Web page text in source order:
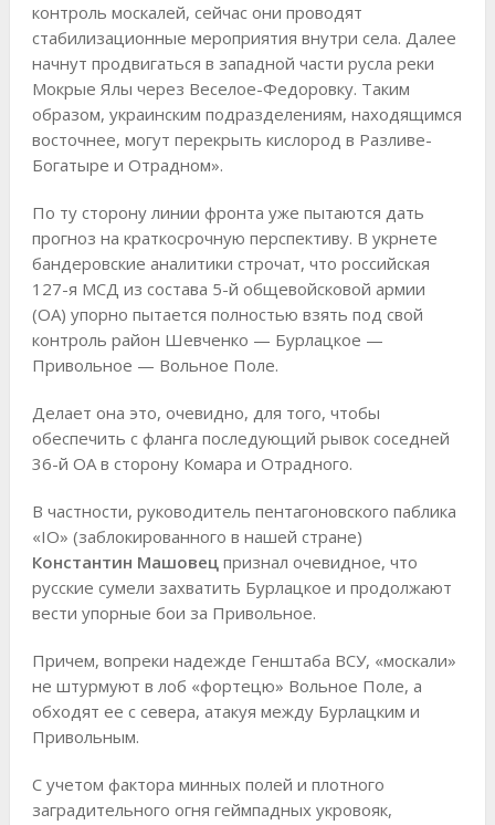
контроль москалей, сейчас они проводят
стабилизационные мероприятия внутри села. Далее
начнут продвигаться в западной части русла реки
Мокрые Ялы через Веселое-Федоровку. Таким
образом, украинским подразделениям, находящимся
восточнее, могут перекрыть кислород в Разливе-
Богатыре и Отрадном».
По ту сторону линии фронта уже пытаются дать
прогноз на краткосрочную перспективу. В укрнете
бандеровские аналитики строчат, что российская
127-я МСД из состава 5-й общевойсковой армии
(ОА) упорно пытается полностью взять под свой
контроль район Шевченко — Бурлацкое —
Привольное — Вольное Поле.
Делает она это, очевидно, для того, чтобы
обеспечить с фланга последующий рывок соседней
36-й ОА в сторону Комара и Отрадного.
В частности, руководитель пентагоновского паблика
«IO» (заблокированного в нашей стране)
Константин Машовецпризнал очевидное, что
русские сумели захватить Бурлацкое и продолжают
вести упорные бои за Привольное.
Причем, вопреки надежде Генштаба ВСУ, «москали»
не штурмуют в лоб «фортецю» Вольное Поле, а
обходят ее с севера, атакуя между Бурлацким и
Привольным.
С учетом фактора минных полей и плотного
заградительного огня геймпадных укровояк,